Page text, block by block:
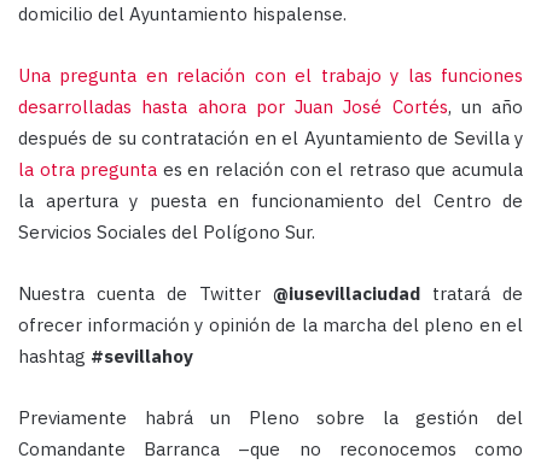
domicilio del Ayuntamiento hispalense.
Una pregunta en relación con el trabajo y las funciones
desarrolladas hasta ahora por Juan José Cortés, un año
después de su contratación en el Ayuntamiento de Sevillay
la otra pregunta es en relación con el retraso que acumula
la apertura y puesta en funcionamiento del Centro de
Servicios Sociales del Polígono Sur.
Nuestra cuenta de Twitter @iusevillaciudad tratará de
ofrecer información y opinión de la marcha del pleno en el
hashtag #sevillahoy
Previamente habrá un Pleno sobre la gestión del
Comandante Barranca –que no reconocemos como